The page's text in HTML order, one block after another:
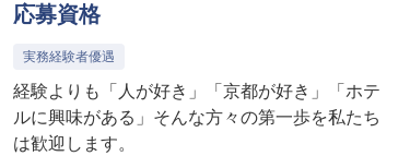
応募資格
実務経験者優遇
経験よりも「人が好き」「京都が好き」「ホテ
ルに興味がある」そんな方々の第一歩を私たち
は歓迎します。